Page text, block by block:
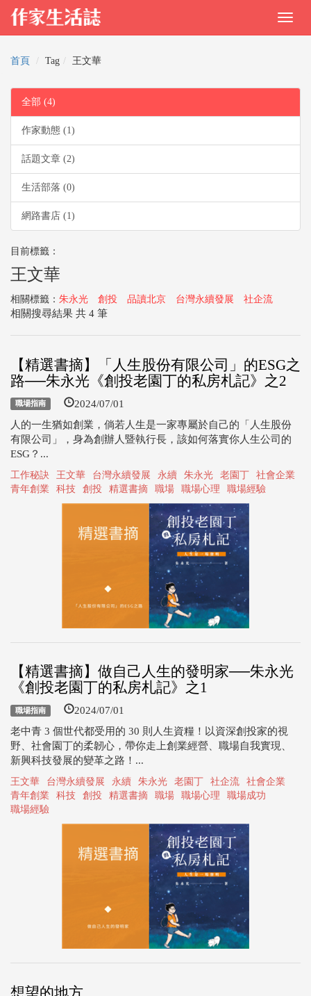
首頁 Tag 王文華
全部 (4)
作家動態 (1)
話題文章 (2)
生活部落 (0)
網路書店 (1)
目前標籤：
王文華
相關標籤： 朱永光 創投 品讀北京 台灣永續發展 社企流
相關搜尋結果 共 4 筆
【精選書摘】「人生股份有限公司」的ESG之
路──朱永光《創投老園丁的私房札記》之2
職場指南 2024/07/01
人的一生猶如創業，倘若人生是一家專屬於自己的「人生股份
有限公司」，身為創辦人暨執行長，該如何落實你人生公司的
ESG？...
工作秘訣 王文華 台灣永續發展 永續 朱永光 老園丁
社會企業
青年創業
科技 創投 精選書摘 職場 職場心理 職場經驗
【精選書摘】做自己人生的發明家──朱永光
《創投老園丁的私房札記》之1
職場指南 2024/07/01
老中青 3 個世代都受用的 30 則人生資糧！以資深創投家的視
野、社會園丁的柔韌心，帶你走上創業經營、職場自我實現、
新興科技發展的變革之路！...
王文華 台灣永續發展 永續 朱永光 老園丁 社企流
社會企業
青年創業
科技 創投 精選書摘 職場 職場心理
職場成功
職場經驗
想望的地方